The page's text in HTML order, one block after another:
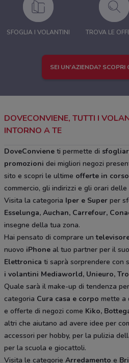
SFOGLIA I VOLANTINI TROVA LE
SEI UN'AZIENDA? SCOPRI
DOVECONVIENE, TUTTI I
INTORNO A TE
DoveConviene ti permette di
promozioni dei migliori negozi
sito e scopri le ultime offerte in corso
commercio, gli indirizzi e gli orari
Visita la categoria Iper e Super per
Esselunga, Auchan, Carrefour,
insegne della tua zona.
Hai pensato di comprare un
nuovo iPhone al tuo partner per il
Elettronica ti saprà sorprendere con
i volantini Mediaworld, Unieuro,
Quale sarà il make-up di tendenza
categoria Cura casa e corpo mette a
e offerte di negozi come Kiko,
altri che aiutano ad avere idee per
accessori per hobby, per la pulizia
per la scuola e giocattoli.
Visita le categorie Arredamento e